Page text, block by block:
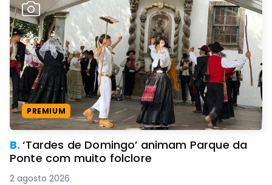
PREMIUM
B.‘Tardes de Domingo’ animam Parque da
Ponte com muito folclore
2 agosto 2026